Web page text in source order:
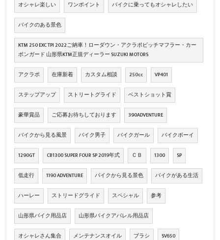
オシャレ楽しい ワンポイント バイクに乗ってもオシャレしたい
バイクのある景色
KTM 250 EXC TPI 2022ご納車！ローダウン・アクラポビッチマフラー・カー
ボンガード 山形県KTM正規ディーラー SUZUKI MOTORS
アクラポ 在庫新着 カスタム相談 250cc VP401
ステップアップ ストリートグライド ベストショット賞
豪華賞品 ご応募お待ちしております 390ADVENTURE
バイクから見る風景 バイク男子 バイクガール バイクボーイ
1290GT CB1300 SUPER FOUR SP 2019年式 ＣＢ 1300 SP
低走行 1190 ADVENTURE バイクから見る景色 バイクがある生活
ハーレー ストリードグライド スペシャル 参考
山形県バイク用品店 山形県バイクアパレル用品店
オシャレさん集合 メンテナンスオイル ブラシ SV650